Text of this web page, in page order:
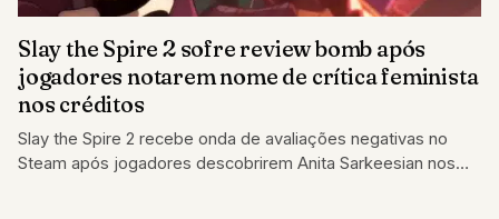
Slay the Spire 2 sofre review bomb após
jogadores notarem nome de crítica feminista
nos créditos
Slay the Spire 2 recebe onda de avaliações negativas no
Steam após jogadores descobrirem Anita Sarkeesian nos